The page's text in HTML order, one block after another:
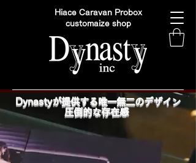
Hiace Caravan Probox
customaize shop
Dynastyが提供する唯一無二のデザイン
圧倒的な存在感